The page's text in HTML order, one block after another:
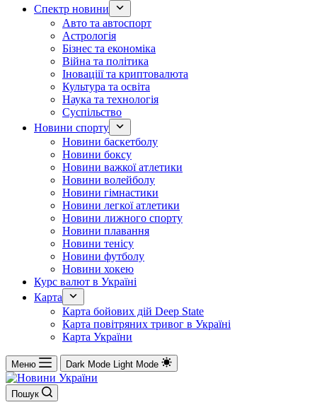
Спектр новини
Авто та автоспорт
Астрологія
Бізнес та економіка
Війна та політика
Іноваціії та криптовалюта
Культура та освіта
Наука та технологія
Суспільство
Новини спорту
Новини баскетболу
Новини боксу
Новини важкої атлетики
Новини волейболу
Новини гімнастики
Новини легкої атлетики
Новини лижного спорту
Новини плавання
Новини тенісу
Новини футболу
Новини хокею
Курс валют в Україні
Карта
Карта бойових дій Deep State
Карта повітряних тривог в Україні
Карта України
Меню Dark Mode Light Mode
Пошук